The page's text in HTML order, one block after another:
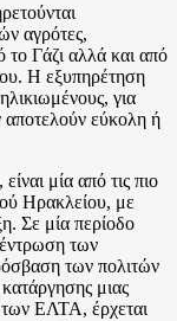
αγρότες,
το Γάζι αλλά και από
Η εξυπηρέτηση
για
αποτελούν εύκολη ή
μία από τις πιο
Ηρακλείου, με
Σε μία περίοδο
των
των πολιτών
μιας
ΕΛΤΑ, έρχεται